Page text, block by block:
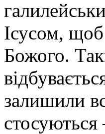
Ісусом,
Божого.
залишили